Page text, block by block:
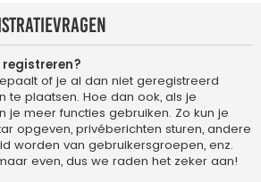
of je al dan niet geregistreerd
te plaatsen. Hoe dan ook, als je
je meer functies gebruiken. Zo kun je
opgeven, privéberichten sturen, andere
worden van gebruikersgroepen, enz.
even, dus we raden het zeker aan!